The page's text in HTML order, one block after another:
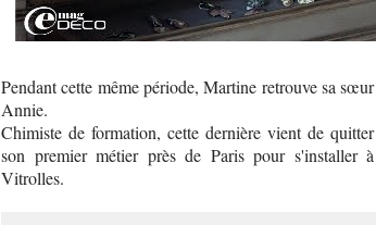
Pendant cette même période, Martine retrouve sa sœur
Annie.
Chimiste de formation, cette dernière vient de quitter
son premier métier près de Paris pour s'installer à
Vitrolles.